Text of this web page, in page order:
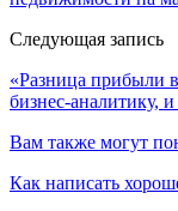
Следующая запись
«‎Разница прибыли
бизнес-аналитику,
Вам также могут
Как написать